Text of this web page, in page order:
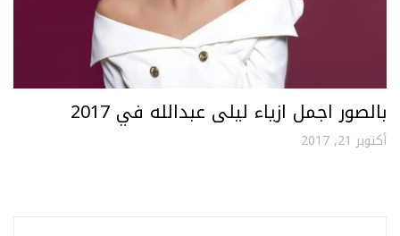
بالصور اجمل ازياء ليلى عبدالله في 2017
أكتوبر 21, 2017